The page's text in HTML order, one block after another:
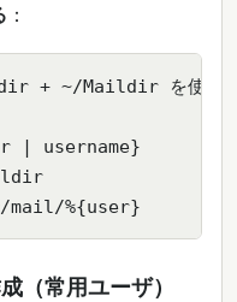
：
+ ~/Maildir を使用す
| username}
mail/%{user}
（常用ユーザ）